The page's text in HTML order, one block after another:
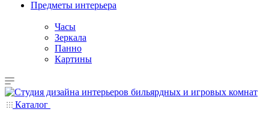
Предметы интерьера
Часы
Зеркала
Панно
Картины
Каталог